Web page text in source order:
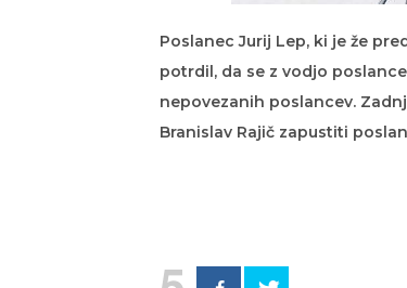
Poslanec Jurij Lep, ki je že
potrdil, da se z vodjo
nepovezanih poslancev.
Branislav Rajič zapustiti